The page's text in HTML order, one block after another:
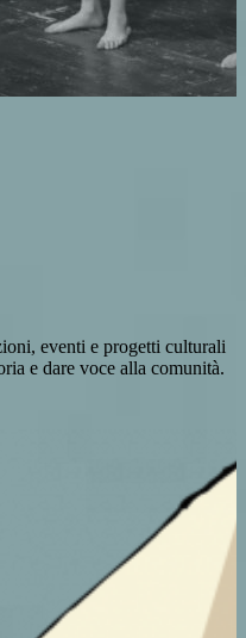
eventi e progetti culturali
e dare voce alla comunità.